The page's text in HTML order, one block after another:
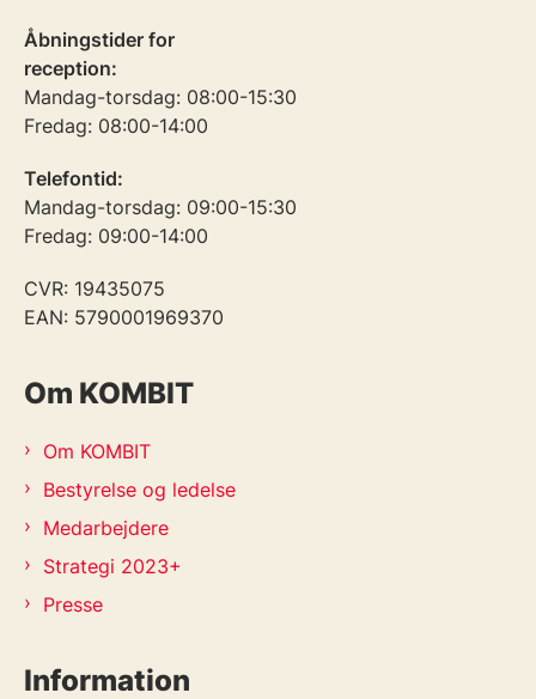
Åbningstider for
reception:
Mandag-torsdag: 08:00-15:30
Fredag: 08:00-14:00
Telefontid:
Mandag-torsdag: 09:00-15:30
Fredag: 09:00-14:00
CVR: 19435075
EAN: 5790001969370
Om KOMBIT
Om KOMBIT
Bestyrelse og ledelse
Medarbejdere
Strategi 2023+
Presse
Information